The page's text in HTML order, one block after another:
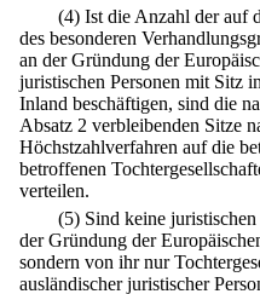
(4) Ist die Anzahl der auf
des besonderen
an der Gründung der
juristischen Personen mit Sitz
Inland beschäftigen, sind die
Absatz 2 verbleibenden Sitze
Höchstzahlverfahren auf die
betroffenen
verteilen.
(5) Sind keine
der Gründung der
sondern von ihr nur
ausländischer juristischer